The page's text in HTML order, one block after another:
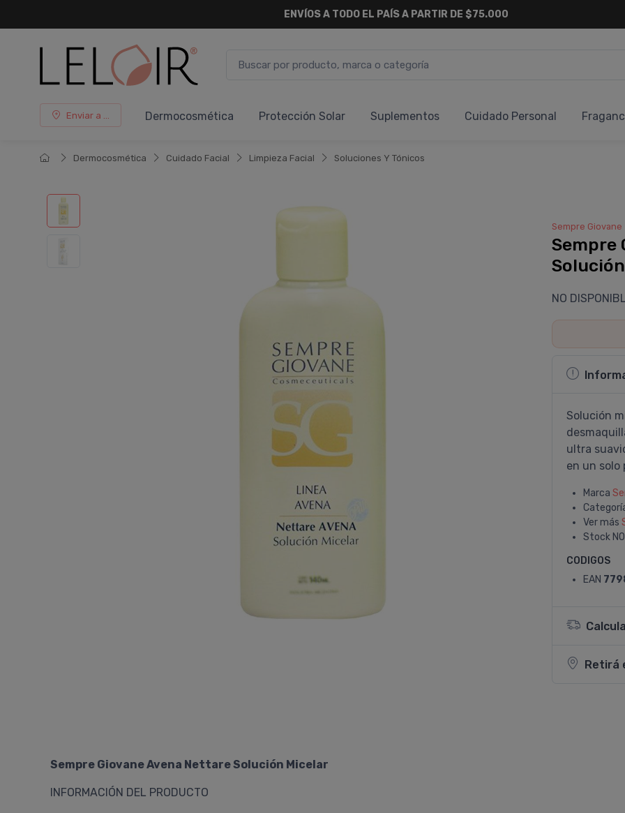
ENVÍOS A TODO EL PAÍS A PARTIR DE $75.000
Enviar a ... Dermocosmética Protección Solar Suplementos Cuidado Personal
Dermocosmética Cuidado Facial Limpieza Facial Soluciones Y Tónicos
Sempre Giovane
Sempre
NO
Solución
ultra
en un solo
Marca
Ver más
Stock
CODIGOS
EAN
Retirá
Sempre Giovane Avena Nettare Solución Micelar
INFORMACIÓN DEL PRODUCTO